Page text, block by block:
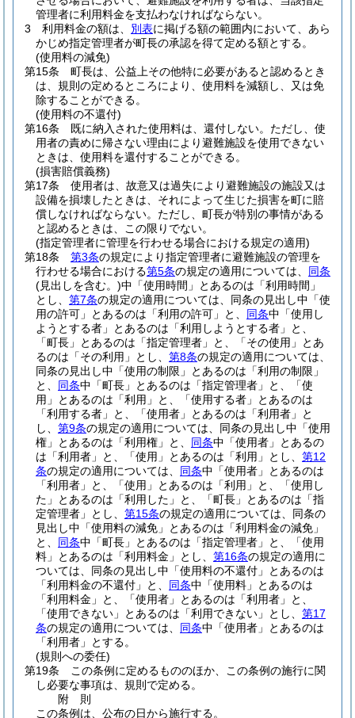
管理者に利用料金を支払わなければならない。
3
利用料金の額は、 別表に掲げる額の範囲内において、あら
かじめ指定管理者が町長の承認を得て定める額とする。
(使用料の減免)
第15条
町長は、公益上その他特に必要があると認めるとき
は、規則の定めるところにより、使用料を減額し、又は免
除することができる。
(使用料の不還付)
第16条
既に納入された使用料は、還付しない。 ただし、使
用者の責めに帰さない理由により避難施設を使用できない
ときは、使用料を還付することができる。
(損害賠償義務)
第17条
使用者は、故意又は過失により避難施設の施設又は
設備を損壊したときは、それによって生じた損害を町に賠
償しなければならない。 ただし、町長が特別の事情がある
と認めるときは、この限りでない。
(指定管理者に管理を行わせる場合における規定の適用)
第18条
第3条の規定により指定管理者に避難施設の管理を
行わせる場合における第5条の規定の適用については、 同条
(見出しを含む。)中「使用時間」とあるのは「利用時間」
とし、 第7条の規定の適用については、同条の見出し中「使
用の許可」とあるのは「利用の許可」と、 同条中「使用し
ようとする者」とあるのは「利用しようとする者」と、
「町長」とあるのは「指定管理者」と、「その使用」とあ
るのは「その利用」とし、 第8条の規定の適用については、
同条の見出し中「使用の制限」とあるのは「利用の制限」
と、 同条中「町長」とあるのは「指定管理者」と、「使
用」とあるのは「利用」と、「使用する者」とあるのは
「利用する者」と、「使用者」とあるのは「利用者」と
し、 第9条の規定の適用については、同条の見出し中「使用
権」とあるのは「利用権」と、 同条中「使用者」とあるの
は「利用者」と、「使用」とあるのは「利用」とし、 第12
条の規定の適用については、 同条中「使用者」とあるのは
「利用者」と、「使用」とあるのは「利用」と、「使用し
た」とあるのは「利用した」と、「町長」とあるのは「指
定管理者」とし、 第15条の規定の適用については、同条の
見出し中「使用料の減免」とあるのは「利用料金の減免」
と、 同条中「町長」とあるのは「指定管理者」と、「使用
料」とあるのは「利用料金」とし、 第16条の規定の適用に
ついては、同条の見出し中「使用料の不還付」とあるのは
「利用料金の不還付」と、 同条中「使用料」とあるのは
「利用料金」と、「使用者」とあるのは「利用者」と、
「使用できない」とあるのは「利用できない」とし、 第17
条の規定の適用については、 同条中「使用者」とあるのは
「利用者」とする。
(規則への委任)
第19条
この条例に定めるもののほか、この条例の施行に関
し必要な事項は、規則で定める。
附 則
この条例は、公布の日から施行する。